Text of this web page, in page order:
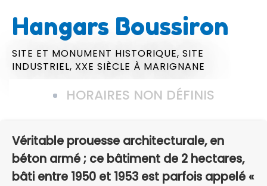
Hangars Boussiron
SITE ET MONUMENT HISTORIQUE, SITE
INDUSTRIEL, XXE SIÈCLE À MARIGNANE
HORAIRES NON DÉFINIS
Véritable prouesse architecturale, en
béton armé ; ce bâtiment de 2 hectares,
bâti entre 1950 et 1953 est parfois appelé «